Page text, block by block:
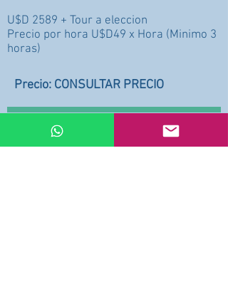
U$D 2589 + Tour a eleccion
Precio por hora U$D49 x Hora (Minimo 3
horas)
Precio: CONSULTAR PRECIO
Quisiera informarte que deben
permanecer 10 días debido a los